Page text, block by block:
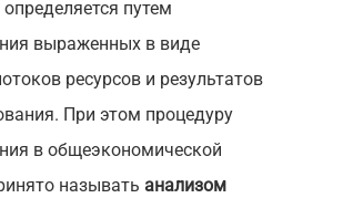
путем
выраженных в виде
ресурсов и результатов
При этом процедуру
в общеэкономической
называть анализом